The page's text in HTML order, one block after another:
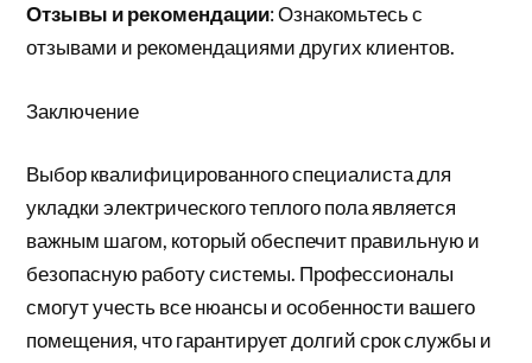
Отзывы и рекомендации: Ознакомьтесь с
отзывами и рекомендациями других клиентов.
Заключение
Выбор квалифицированного специалиста для
укладки электрического теплого пола является
важным шагом, который обеспечит правильную и
безопасную работу системы. Профессионалы
смогут учесть все нюансы и особенности вашего
помещения, что гарантирует долгий срок службы и